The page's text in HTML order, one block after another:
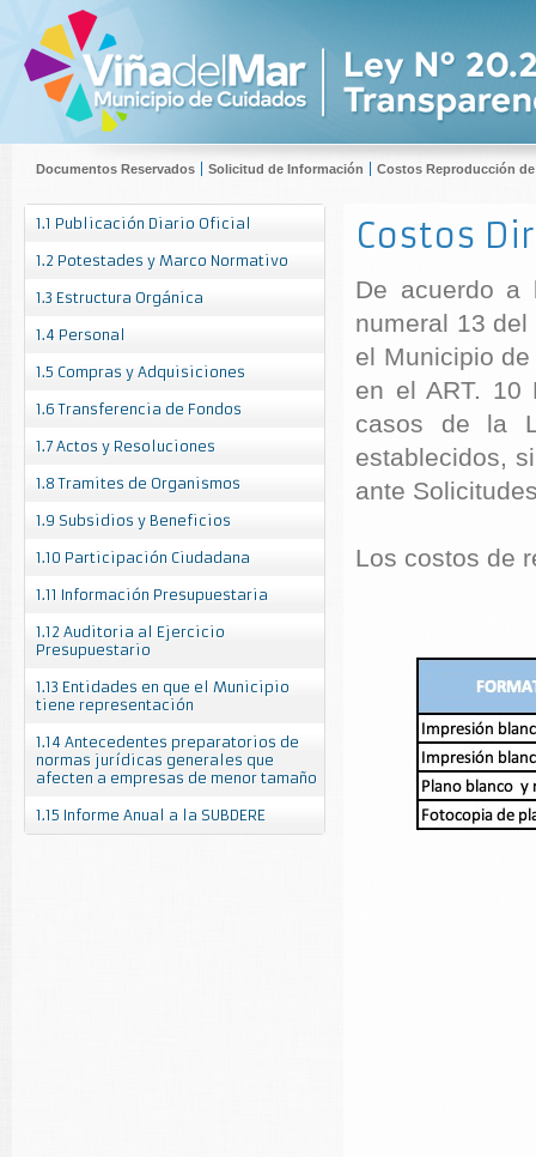
Documentos Reservados Solicitud de Información Costos Reproducción
1.1 Publicación Diario Oficial
1.2 Potestades y Marco Normativo
1.3 Estructura Orgánica
1.4 Personal
1.5 Compras y Adquisiciones
1.6 Transferencia de Fondos
1.7 Actos y Resoluciones
1.8 Tramites de Organismos
1.9 Subsidios y Beneficios
1.10 Participación Ciudadana
1.11 Información Presupuestaria
1.12 Auditoria al Ejercicio
Presupuestario
1.13 Entidades en que el Municipio
tiene representación
1.14 Antecedentes preparatorios de
normas jurídicas generales que
afecten a empresas de menor tamaño
1.15 Informe Anual a la SUBDERE
Costos
De acuerdo a
numeral 13 del
el Municipio
en el ART. 10
casos de la
establecidos,
ante
Los costos de